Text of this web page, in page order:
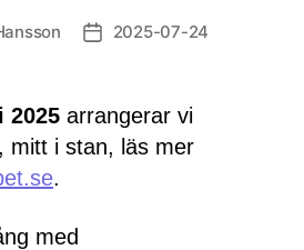
Inläggsdatum
2025-07-24
2025 arrangerar vi
mitt i stan, läs mer
.
med